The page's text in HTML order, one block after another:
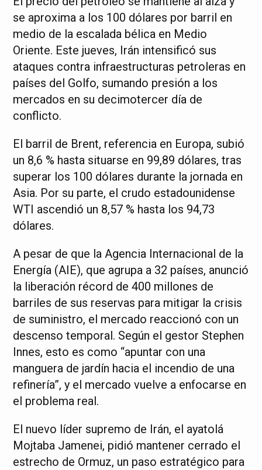
se aproxima a los 100 dólares por barril en
medio de la escalada bélica en Medio
Oriente. Este jueves, Irán intensificó sus
ataques contra infraestructuras petroleras en
países del Golfo, sumando presión a los
mercados en su decimotercer día de
conflicto.
El barril de Brent, referencia en Europa, subió
un 8,6 % hasta situarse en 99,89 dólares, tras
superar los 100 dólares durante la jornada en
Asia. Por su parte, el crudo estadounidense
WTI ascendió un 8,57 % hasta los 94,73
dólares.
A pesar de que la Agencia Internacional de la
Energía (AIE), que agrupa a 32 países, anunció
la liberación récord de 400 millones de
barriles de sus reservas para mitigar la crisis
de suministro, el mercado reaccionó con un
descenso temporal. Según el gestor Stephen
Innes, esto es como “apuntar con una
manguera de jardín hacia el incendio de una
refinería”, y el mercado vuelve a enfocarse en
el problema real.
El nuevo líder supremo de Irán, el ayatolá
Mojtaba Jamenei, pidió mantener cerrado el
estrecho de Ormuz, un paso estratégico para